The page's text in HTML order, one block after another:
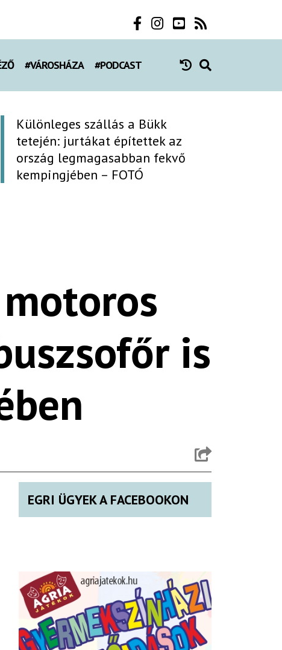
#VÁROSHÁZA #PODCAST
Különleges szállás a Bükk
tetején: jurtákat építettek az
ország legmagasabban fekvő
kempingjében – FOTÓ
is
EGRI ÜGYEK A FACEBOOKON